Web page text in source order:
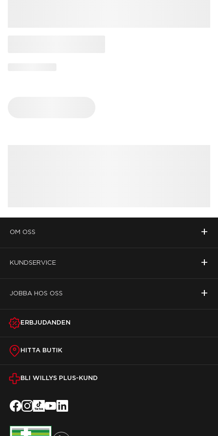
OM OSS +
KUNDSERVICE +
JOBBA HOS OSS +
ERBJUDANDEN
HITTA BUTIK
BLI WILLYS PLUS-KUND